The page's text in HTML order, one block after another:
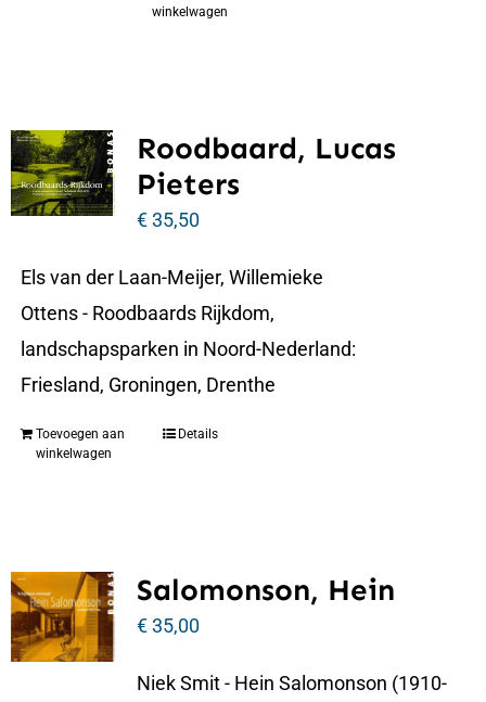
winkelwagen
Roodbaard, Lucas
Pieters
€35,50
Els van der Laan-Meijer, Willemieke
Ottens - Roodbaards Rijkdom,
landschapsparken in Noord-Nederland:
Friesland, Groningen, Drenthe
Toevoegen aan
winkelwagen
Details
Salomonson, Hein
€35,00
Niek Smit - Hein Salomonson (1910-